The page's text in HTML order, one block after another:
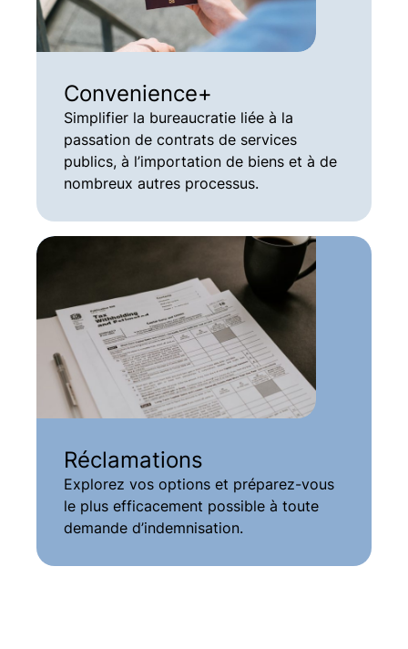
Convenience+
Simplifier la bureaucratie liée à la
passation de contrats de services
publics, à l’importation de biens et à de
nombreux autres processus.
Réclamations
Explorez vos options et préparez-vous
le plus efficacement possible à toute
demande d’indemnisation.